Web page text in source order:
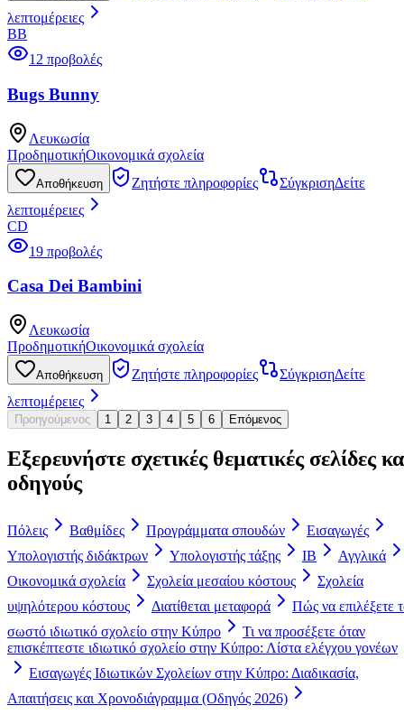
λεπτομέρειες
BB
12 προβολές
Bugs Bunny
Λευκωσία
ΠροδημοτικήΟικονομικά σχολεία
Αποθήκευση Ζητήστε πληροφορίες ΣύγκρισηΔείτε
λεπτομέρειες
CD
19 προβολές
Casa Dei Bambini
Λευκωσία
ΠροδημοτικήΟικονομικά σχολεία
Αποθήκευση Ζητήστε πληροφορίες ΣύγκρισηΔείτε
λεπτομέρειες
Προηγούμενος 1 2 3 4 5 6 Επόμενος
Εξερευνήστε σχετικές θεματικές σελίδες
οδηγούς
Πόλεις Βαθμίδες Προγράμματα σπουδών
Εισαγωγές
Υπολογιστής διδάκτρων
Υπολογιστής τάξης IB
Αγγλικά
Οικονομικά σχολεία
Σχολεία μεσαίου κόστους
Σχολεία
υψηλότερου κόστους
Διατίθεται μεταφορά
Πώς να επιλέξετε
σωστό ιδιωτικό σχολείο στην Κύπρο
Τι να προσέξετε όταν
επισκέπτεστε ιδιωτικό σχολείο στην Κύπρο: Λίστα ελέγχου γονέων
Εισαγωγές Ιδιωτικών Σχολείων στην Κύπρο: Διαδικασία,
Απαιτήσεις και Χρονοδιάγραμμα (Οδηγός 2026)